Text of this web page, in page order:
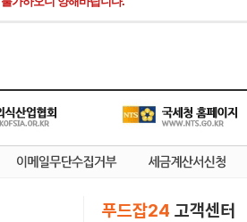
푸드잡24 고객센터